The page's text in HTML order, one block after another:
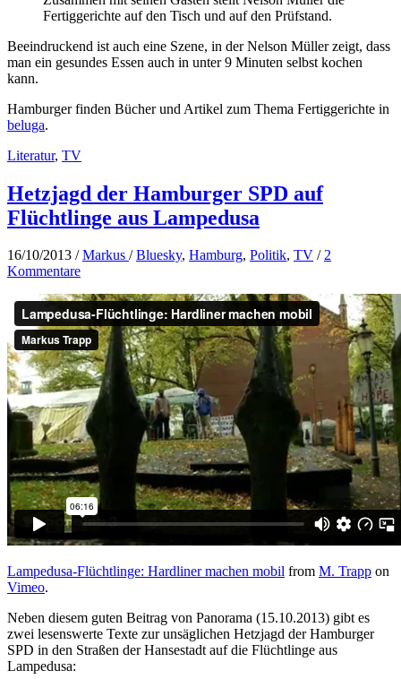
Fertiggerichte auf den Tisch und auf den Prüfstand.
Beeindruckend ist auch eine Szene, in der Nelson Müller zeigt, dass
man ein gesundes Essen auch in unter 9 Minuten selbst kochen
kann.
Hamburger finden Bücher und Artikel zum Thema Fertiggerichte in
beluga.
Literatur, TV
Hetzjagd der Hamburger SPD auf
Flüchtlinge aus Lampedusa
16/10/2013 /Markus /Bluesky, Hamburg, Politik, TV /2
Kommentare
Lampedusa-Flüchtlinge: Hardliner machen mobil from M. Trapp on
Vimeo.
Neben diesem guten Beitrag von Panorama (15.10.2013) gibt es
zwei lesenswerte Texte zur unsäglichen Hetzjagd der Hamburger
SPD in den Straßen der Hansestadt auf die Flüchtlinge aus
Lampedusa: